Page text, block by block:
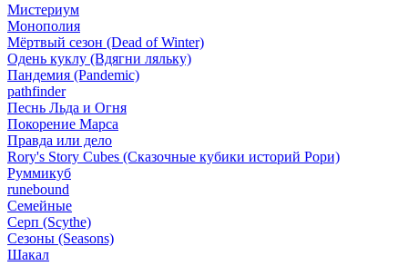
Мистериум
Монополия
Мёртвый сезон (Dead of Winter)
Одень куклу (Вдягни ляльку)
Пандемия (Pandemic)
pathfinder
Песнь Льда и Огня
Покорение Марса
Правда или дело
Rory's Story Cubes (Сказочные кубики историй Рори)
Руммикуб
runebound
Семейные
Серп (Scythe)
Сезоны (Seasons)
Шакал